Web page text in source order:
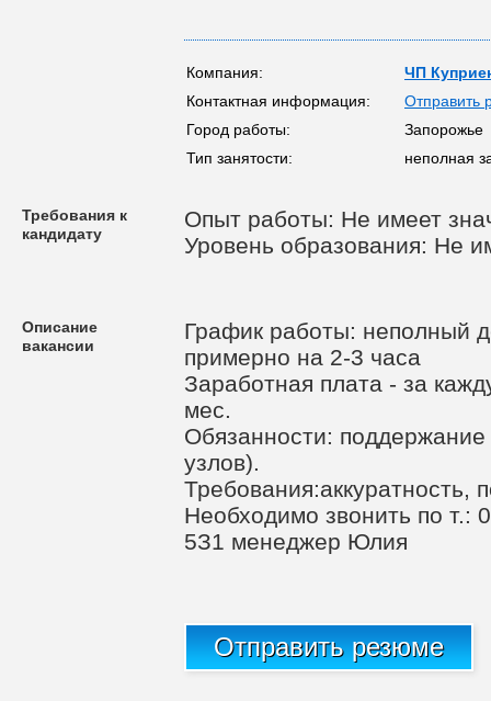
Компания:
ЧП
Контактная информация:
Отправить
Город работы:
Запорожье
Тип занятости:
неполная
Требования к
кандидату
Опыт работы: Не имеет
Уровень образования: Не
Описание
вакансии
График работы: неполный
примерно на 2-3 часа
Заработная плата - за
мес.
Обязанности:
узлов).
Требования:аккуратность,
Необходимо звонить по т.:
5З1 менеджер Юлия
Отправить резюме